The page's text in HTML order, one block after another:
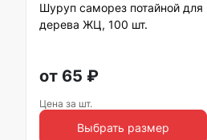
Шуруп саморез потайной для
дерева ЖЦ, 100 шт.
от 65 ₽
Цена за шт.
Выбрать размер